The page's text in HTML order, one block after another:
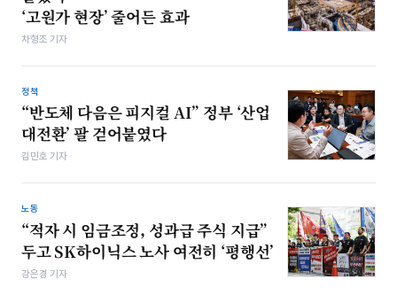
‘고원가 현장’ 줄어든 효과
차형조 기자
정책
“반도체 다음은 피지컬 AI” 정부 ‘산업
대전환’ 팔 걷어붙였다
김민호 기자
노동
“적자 시 임금조정, 성과급 주식 지급”
두고 SK하이닉스 노사 여전히 ‘평행선’
강은경 기자